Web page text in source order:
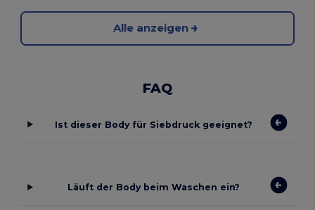
Alle anzeigen
FAQ
Ist dieser Body für Siebdruck geeignet?
Läuft der Body beim Waschen ein?